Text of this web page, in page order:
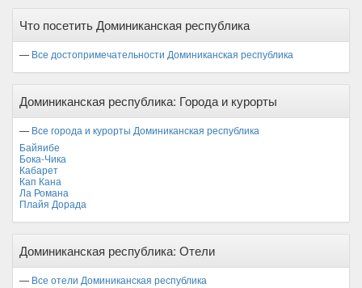
Ноябрь
Что посетить Доминиканская республика
— Все достопримечательности Доминиканская республика
Доминиканская республика: Города и курорты
— Все города и курорты Доминиканская республика
Байяибе
Бока-Чика
Кабарет
Кап Кана
Ла Романа
Плайя Дорада
Доминиканская республика: Отели
— Все отели Доминиканская республика